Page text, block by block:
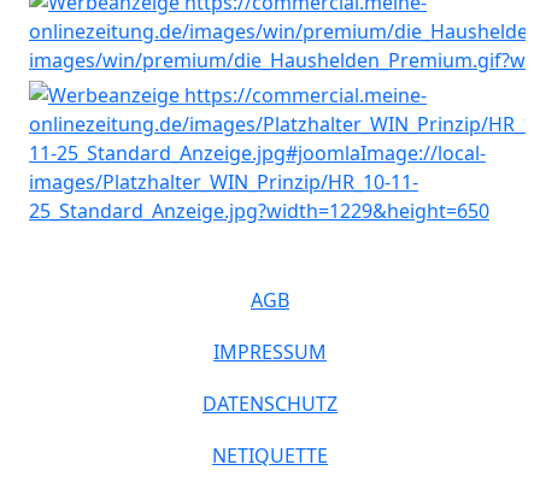
AGB
IMPRESSUM
DATENSCHUTZ
NETIQUETTE